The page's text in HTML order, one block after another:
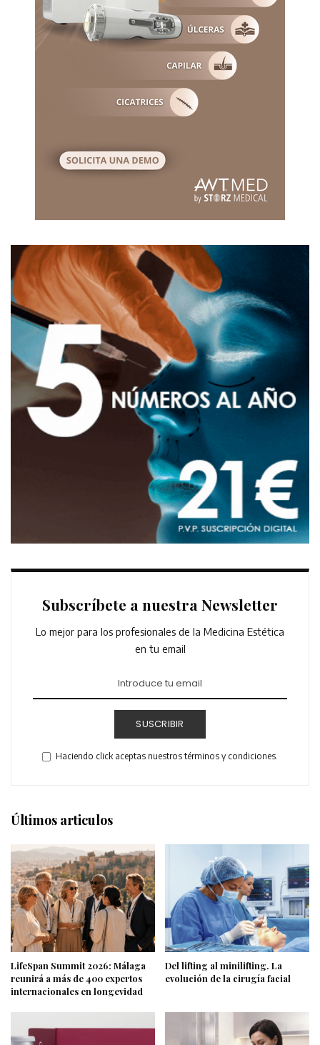
Subscríbete a nuestra Newsletter
Lo mejor para los profesionales de la Medicina Estética
en tu email
SUSCRIBIR
Haciendo click aceptas nuestros términos y condiciones.
Últimos articulos
LifeSpan Summit 2026: Málaga
reunirá a más de 400 expertos
internacionales en longevidad
Del lifting al minilifting. La
evolución de la cirugía facial